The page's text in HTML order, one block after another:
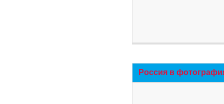
Россия в